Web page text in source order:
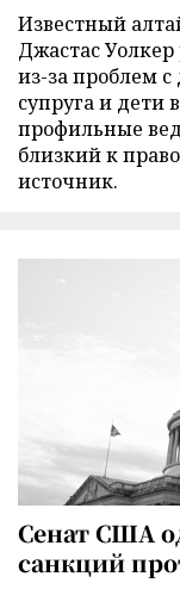
Известный
Джастас Уолкер
из-за проблем
супруга и дети
профильные
близкий к
источник.
Сенат США
санкций